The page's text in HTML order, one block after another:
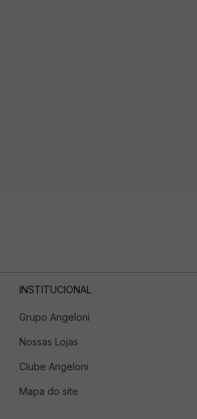
INSTITUCIONAL
Grupo Angeloni
Nossas Lojas
Clube Angeloni
Mapa do site